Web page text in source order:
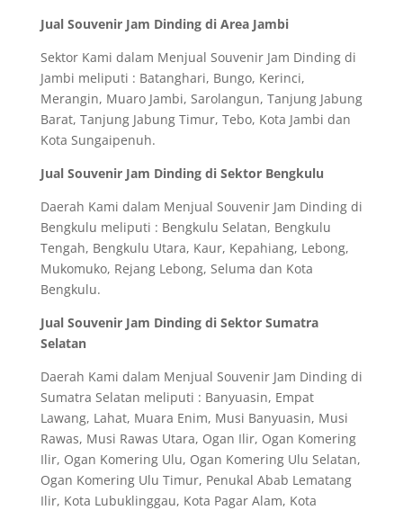
Jual Souvenir Jam Dinding di Area Jambi
Sektor Kami dalam Menjual Souvenir Jam Dinding di
Jambi meliputi : Batanghari, Bungo, Kerinci,
Merangin, Muaro Jambi, Sarolangun, Tanjung Jabung
Barat, Tanjung Jabung Timur, Tebo, Kota Jambi dan
Kota Sungaipenuh.
Jual Souvenir Jam Dinding di Sektor Bengkulu
Daerah Kami dalam Menjual Souvenir Jam Dinding di
Bengkulu meliputi : Bengkulu Selatan, Bengkulu
Tengah, Bengkulu Utara, Kaur, Kepahiang, Lebong,
Mukomuko, Rejang Lebong, Seluma dan Kota
Bengkulu.
Jual Souvenir Jam Dinding di Sektor Sumatra
Selatan
Daerah Kami dalam Menjual Souvenir Jam Dinding di
Sumatra Selatan meliputi : Banyuasin, Empat
Lawang, Lahat, Muara Enim, Musi Banyuasin, Musi
Rawas, Musi Rawas Utara, Ogan Ilir, Ogan Komering
Ilir, Ogan Komering Ulu, Ogan Komering Ulu Selatan,
Ogan Komering Ulu Timur, Penukal Abab Lematang
Ilir, Kota Lubuklinggau, Kota Pagar Alam, Kota